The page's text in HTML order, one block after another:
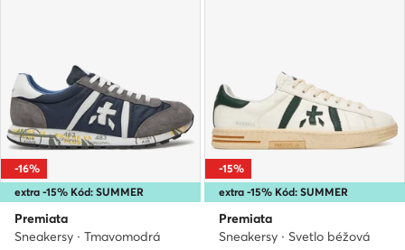
extra -15% Kód: SUMMER
-16%
Premiata
Sneakersy · Tmavomodrá
extra -15% Kód: SUMMER
-15%
Premiata
Sneakersy · Svetlo béžová